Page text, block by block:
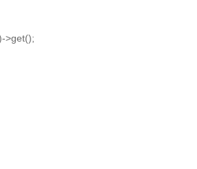
>get();